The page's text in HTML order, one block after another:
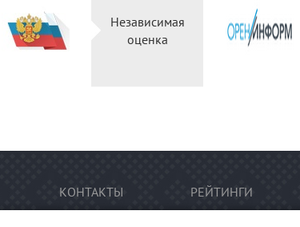
Независимая
оценка
КОНТАКТЫ РЕЙТИНГИ